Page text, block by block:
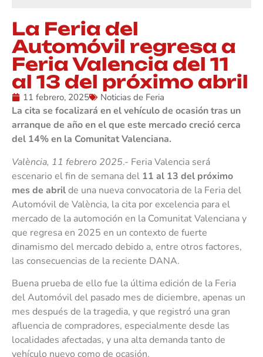
La Feria del
Automóvil regresa a
Feria Valencia del 11
al 13 del próximo abril
11 febrero, 2025 Noticias de Feria
La cita se focalizará en el vehículo de ocasión tras un
arranque de año en el que este mercado creció cerca
del 14% en la Comunitat Valenciana.
València, 11 febrero 2025.- Feria Valencia será
escenario el fin de semana del 11 al 13 del próximo
mes de abrilde una nueva convocatoria de la Feria del
Automóvil de València, la cita por excelencia para el
mercado de la automoción en la Comunitat Valenciana y
que regresa en 2025 en un contexto de fuerte
dinamismo del mercado debido a, entre otros factores,
las consecuencias de la reciente DANA.
Buena prueba de ello fue la última edición de la Feria
del Automóvil del pasado mes de diciembre, apenas un
mes después de la tragedia, y que registró una gran
afluencia de compradores, especialmente desde las
localidades afectadas, y una alta demanda tanto de
vehículo nuevo como de ocasión.